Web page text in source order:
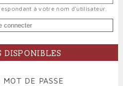
à votre nom d'utilisateur.
DISPONIBLES
DE PASSE